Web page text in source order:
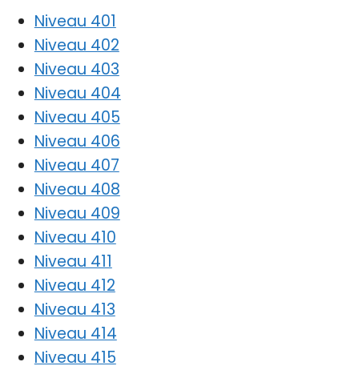
Niveau 401
Niveau 402
Niveau 403
Niveau 404
Niveau 405
Niveau 406
Niveau 407
Niveau 408
Niveau 409
Niveau 410
Niveau 411
Niveau 412
Niveau 413
Niveau 414
Niveau 415